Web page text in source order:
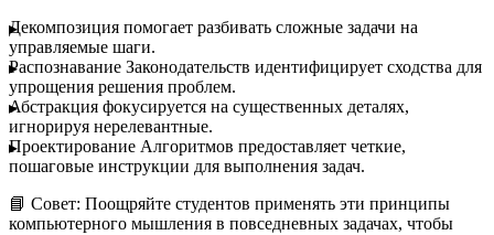
Декомпозиция помогает разбивать сложные задачи на
управляемые шаги.
Распознавание Законодательств идентифицирует сходства для
упрощения решения проблем.
Абстракция фокусируется на существенных деталях,
игнорируя нерелевантные.
Проектирование Алгоритмов предоставляет четкие,
пошаговые инструкции для выполнения задач.
📘 Совет: Поощряйте студентов применять эти принципы
компьютерного мышления в повседневных задачах, чтобы